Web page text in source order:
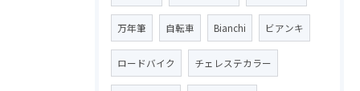
万年筆 自転車 Bianchi ビアンキ
ロードバイク チェレステカラー